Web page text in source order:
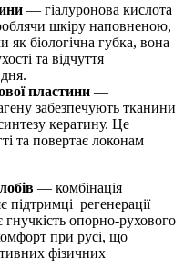
— гіалуронова кислота
шкіру наповненою,
біологічна губка, вона
та відчуття
пластини —
забезпечують тканини
кератину. Це
та повертає локонам
— комбінація
підтримці регенерації
гнучкість опорно-рухового
при русі, що
фізичних